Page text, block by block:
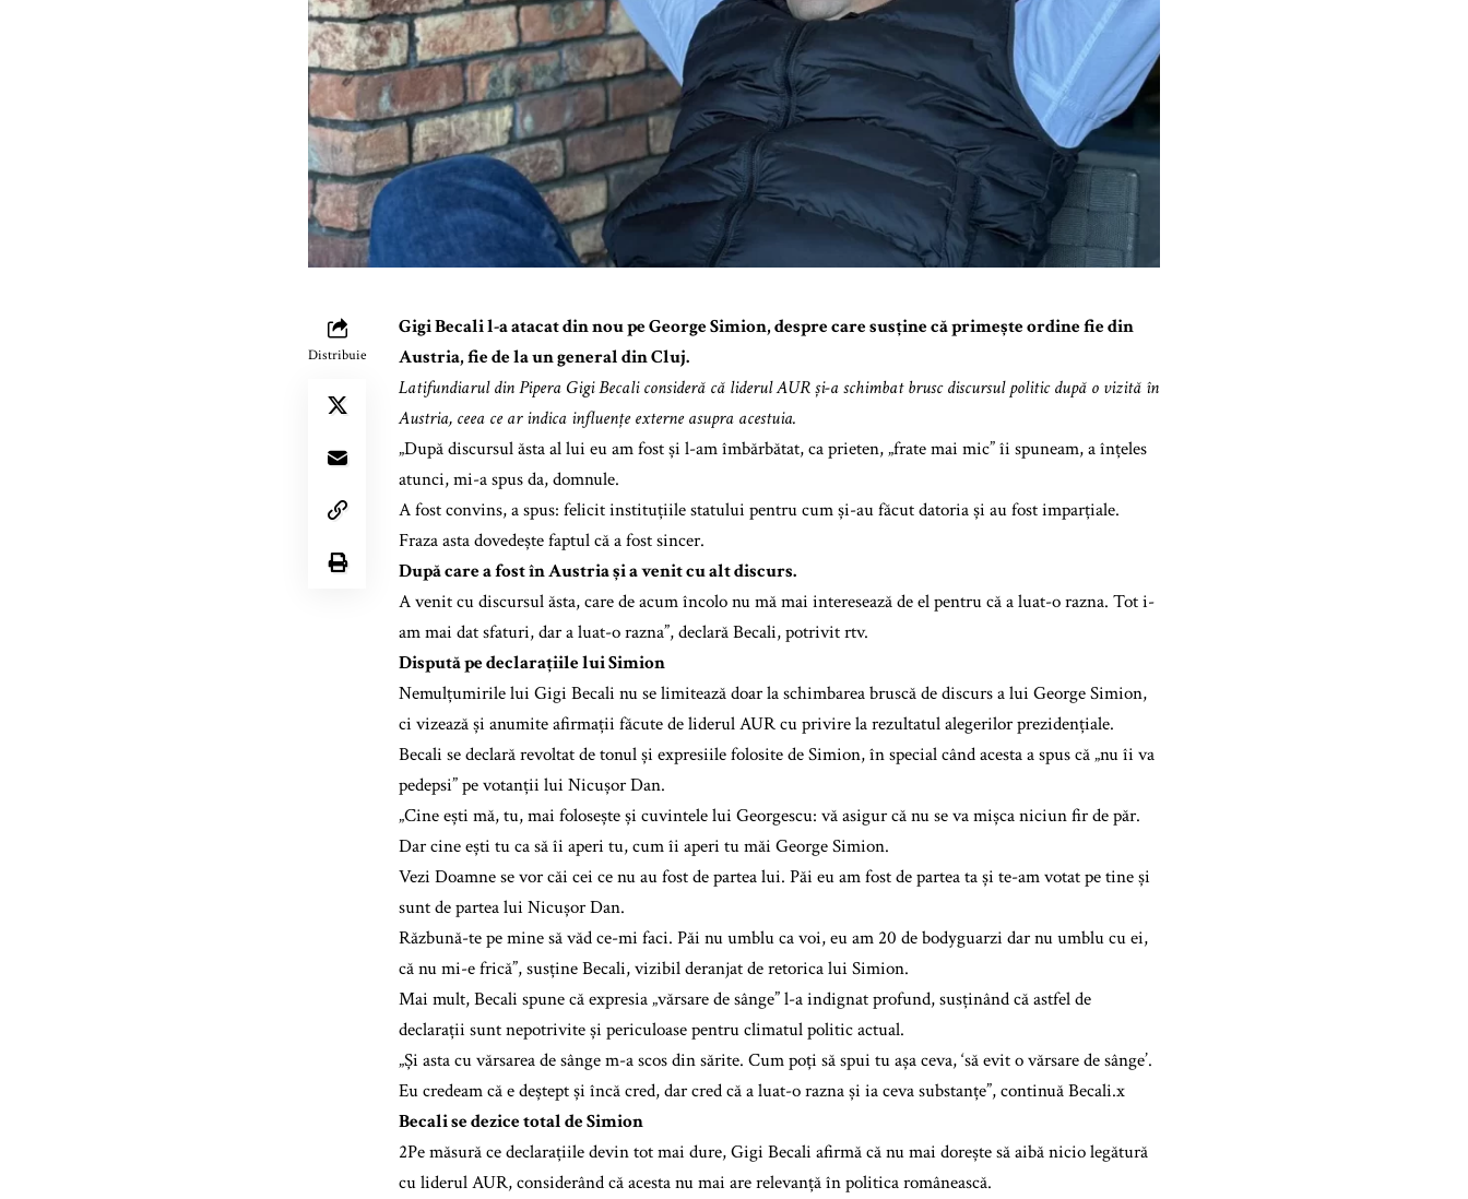
Distribuie
Gigi Becali l-a atacat din nou pe George Simion, despre care susține că primește ordine fie din
Austria, fie de la un general din Cluj.
Latifundiarul din Pipera Gigi Becali consideră că liderul AUR și-a schimbat brusc discursul politic după o vizită în
Austria, ceea ce ar indica influențe externe asupra acestuia.
„După discursul ăsta al lui eu am fost și l-am îmbărbătat, ca prieten, „frate mai mic” îi spuneam, a înțeles
atunci, mi-a spus da, domnule.
A fost convins, a spus: felicit instituțiile statului pentru cum și-au făcut datoria și au fost imparțiale.
Fraza asta dovedește faptul că a fost sincer.
După care a fost în Austria și a venit cu alt discurs.
A venit cu discursul ăsta, care de acum încolo nu mă mai interesează de el pentru că a luat-o razna. Tot i-
am mai dat sfaturi, dar a luat-o razna”, declară Becali, potrivit rtv.
Dispută pe declarațiile lui Simion
Nemulțumirile lui Gigi Becali nu se limitează doar la schimbarea bruscă de discurs a lui George Simion,
ci vizează și anumite afirmații făcute de liderul AUR cu privire la rezultatul alegerilor prezidențiale.
Becali se declară revoltat de tonul și expresiile folosite de Simion, în special când acesta a spus că „nu îi va
pedepsi” pe votanții lui Nicușor Dan.
„Cine ești mă, tu, mai folosește și cuvintele lui Georgescu: vă asigur că nu se va mișca niciun fir de păr.
Dar cine ești tu ca să îi aperi tu, cum îi aperi tu măi George Simion.
Vezi Doamne se vor căi cei ce nu au fost de partea lui. Păi eu am fost de partea ta și te-am votat pe tine și
sunt de partea lui Nicușor Dan.
Răzbună-te pe mine să văd ce-mi faci. Păi nu umblu ca voi, eu am 20 de bodyguarzi dar nu umblu cu ei,
că nu mi-e frică”, susține Becali, vizibil deranjat de retorica lui Simion.
Mai mult, Becali spune că expresia „vărsare de sânge” l-a indignat profund, susținând că astfel de
declarații sunt nepotrivite și periculoase pentru climatul politic actual.
„Și asta cu vărsarea de sânge m-a scos din sărite. Cum poți să spui tu așa ceva, ‘să evit o vărsare de sânge’.
Eu credeam că e deștept și încă cred, dar cred că a luat-o razna și ia ceva substanțe”, continuă Becali.x
Becali se dezice total de Simion
2Pe măsură ce declarațiile devin tot mai dure, Gigi Becali afirmă că nu mai dorește să aibă nicio legătură
cu liderul AUR, considerând că acesta nu mai are relevanță în politica românească.